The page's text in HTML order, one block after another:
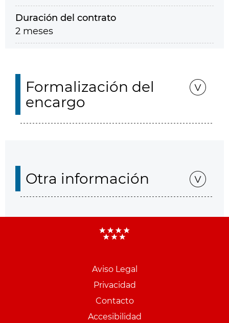
Duración del contrato
2 meses
Formalización del
encargo
Otra información
Aviso Legal
Privacidad
Contacto
Accesibilidad